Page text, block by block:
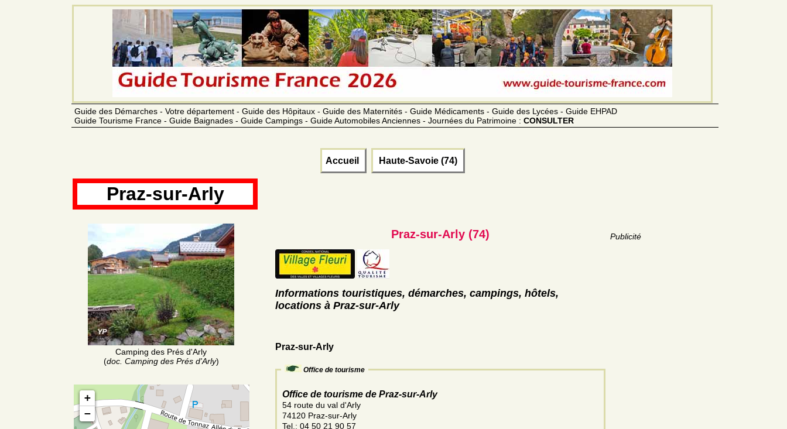
Guide des Démarches - Votre département - Guide des Hôpitaux - Guide des Maternités - Guide Médicaments - Guide des Lycées - Guide EHPAD
Guide Tourisme France - Guide Baignades - Guide Campings - Guide Automobiles Anciennes - Journées du Patrimoine : CONSULTER
Accueil Haute-Savoie (74)
Praz-sur-Arly
Camping des Prés d'Arly
(doc. Camping des Prés d'Arly)
+
−
Publicité
Praz-sur-Arly (74)
Informations touristiques, démarches, campings, hôtels,
locations à Praz-sur-Arly
Praz-sur-Arly
Office de tourisme
Office de tourisme de Praz-sur-Arly
54 route du val d'Arly
74120 Praz-sur-Arly
Tel.: 04 50 21 90 57